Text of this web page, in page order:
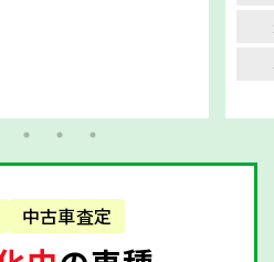
中古車査定